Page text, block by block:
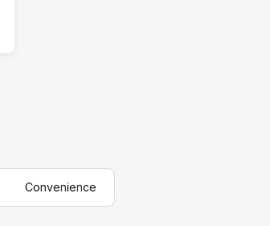
Convenience